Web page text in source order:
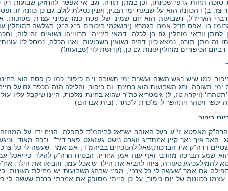
סוכה תחות גדפי שכינתו, וכן במתן תורה. וגם אי אפשר להחזיק שבועות
ב) דהכוונה הוא על שבעת ימי הבנין, וענין נטילת לולב גם כן כוונה זו.
האריז"ל, דשבועות הוא יום שמיני של פסח כמו שמיני עצרת מסוכות.
בו, אפס חז"ל אמרו בגמרא (ירושלמי ביכורים פ"ג ה"ג) בשלשה דמוחלין
וודאי מוחלין גם כן לכלה, דמאי בינייהו תרווייהו נשואים זה לזה,
זה מתן תורה, נמצא כיון דהיה נשואין בשבועות, ואנו הכלה, נמחל לנו
הכיפורים מוחלין עונות גם כן. (קדושת לוי [שבועות])
כמו שיש ראש השנה ועשרת ימי תשובה ויום כיפור, כמו כן פסח הוא
תשובה, וחג השבועות הוא בחינת יום כיפור, והלילה הזה מכפר גם על
'תטהרו' (ויקרא טז, ל) גימטריא כת"ר שהוא בחינת מלכות, היינו שיקבל עליו
יכפר ויטהר ויתהפך לו מ'כרת' ל'כתר'. (בית אברהם)
כיפור
מאפטא זי"ע בעל האוהב ישראל לביהמ"ד לתפלה, הניח ידו על
האב איך נאך קיין אמתדיג ווארט נישט געזאגט פאר דיר". ובכה מאוד,
הרה"ק את הברכות,שאל להנוכחים בביהמ"ד, אם אמר 'שעשה לי כל
שמע הברכה מהרבי ואף ענה אמן אחריו. הבטיח הרה"ק להילד כי יאכל
סעודה, ציוה להביא את הילד שיאכל עמו, והביאו את הילד.
אם אמר 'שעשה לי כל צרכי', מפני שבחג השבועות יש מחילת העונות, כי
עצמו בכוונות של יום כיפור, על כן הייתי מסופק אם אמרתי ברכת שעשה לי